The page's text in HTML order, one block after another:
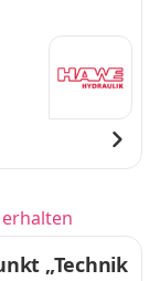
„Technik